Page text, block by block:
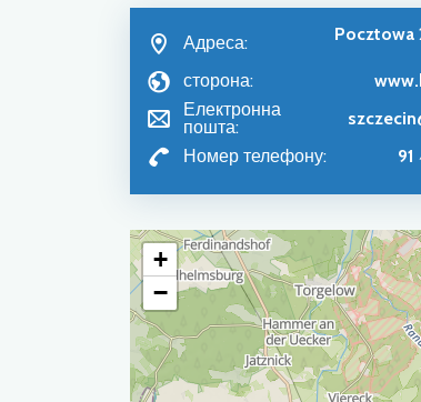
Адреса:
Pocztowa
сторона:
Електронна
пошта:
Номер телефону:
+
−